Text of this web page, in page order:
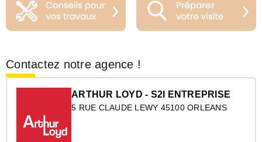
Contactez notre agence !
ARTHUR LOYD - S2I ENTREPRISE
5 RUE CLAUDE LEWY 45100 ORLEANS